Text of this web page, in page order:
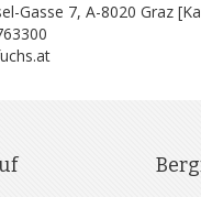
Gasse 7, A-8020 Graz [